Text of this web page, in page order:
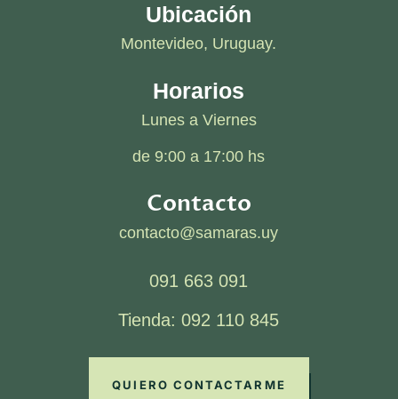
Ubicación
Montevideo, Uruguay.
Horarios
Lunes a Viernes
de 9:00 a 17:00 hs
Contacto
contacto@samaras.uy
091 663 091
Tienda: 092 110 845
QUIERO CONTACTARME